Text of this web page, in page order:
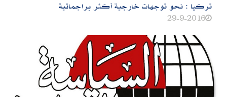
تركيا : نحو توجهات خارجية أكثر براجماتية
29-9-2016